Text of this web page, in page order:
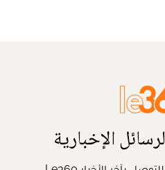
الإخبارية